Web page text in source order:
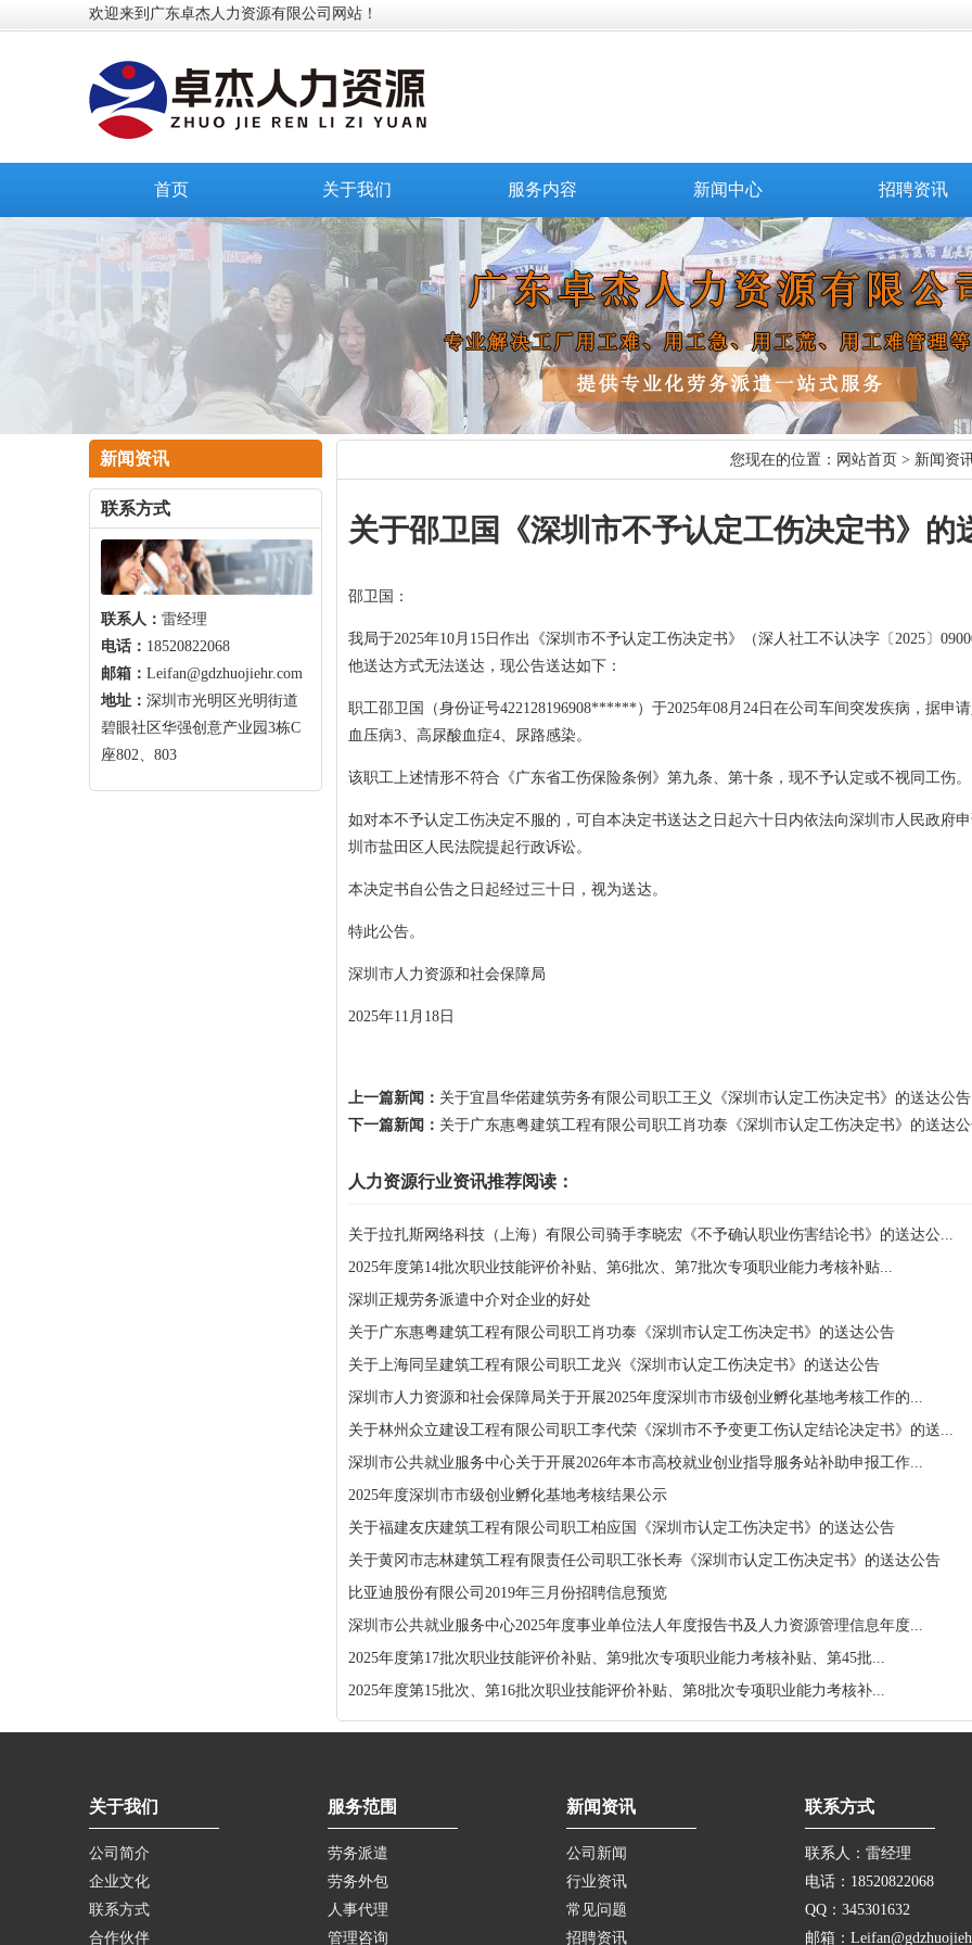
欢迎来到广东卓杰人力资源有限公司网站！
首页 关于我们 服务内容 新闻中心 招聘资讯
新闻资讯
联系方式
联系人： 雷经理
电话： 18520822068
邮箱： Leifan@gdzhuojiehr.com
地址： 深圳市光明区光明街道
碧眼社区华强创意产业园3栋C
座802、803
您现在的位置： 网站首页 > 新闻资
关于邵卫国《深圳市不予认定工伤决定书》的
邵卫国：
我局于2025年10月15日作出《深圳市不予认定工伤决定书》（深人社工不认决字〔2025〕
他送达方式无法送达，现公告送达如下：
职工邵卫国（身份证号422128196908******）于2025年08月24日在公司车间突发疾病，据申
血压病3、高尿酸血症4、尿路感染。
该职工上述情形不符合《广东省工伤保险条例》第九条、第十条，现不予认定或不视同工伤。
如对本不予认定工伤决定不服的，可自本决定书送达之日起六十日内依法向深圳市人民政府
圳市盐田区人民法院提起行政诉讼。
本决定书自公告之日起经过三十日，视为送达。
特此公告。
深圳市人力资源和社会保障局
2025年11月18日
上一篇新闻： 关于宜昌华偌建筑劳务有限公司职工王义《深圳市认定工伤决定书》的送达公告
下一篇新闻： 关于广东惠粤建筑工程有限公司职工肖功泰《深圳市认定工伤决定书》的送达
人力资源行业资讯推荐阅读：
关于拉扎斯网络科技（上海）有限公司骑手李晓宏《不予确认职业伤害结论书》的送达公...
2025年度第14批次职业技能评价补贴、第6批次、第7批次专项职业能力考核补贴...
深圳正规劳务派遣中介对企业的好处
关于广东惠粤建筑工程有限公司职工肖功泰《深圳市认定工伤决定书》的送达公告
关于上海同呈建筑工程有限公司职工龙兴《深圳市认定工伤决定书》的送达公告
深圳市人力资源和社会保障局关于开展2025年度深圳市市级创业孵化基地考核工作的...
关于林州众立建设工程有限公司职工李代荣《深圳市不予变更工伤认定结论决定书》的送...
深圳市公共就业服务中心关于开展2026年本市高校就业创业指导服务站补助申报工作...
2025年度深圳市市级创业孵化基地考核结果公示
关于福建友庆建筑工程有限公司职工柏应国《深圳市认定工伤决定书》的送达公告
关于黄冈市志林建筑工程有限责任公司职工张长寿《深圳市认定工伤决定书》的送达公告
比亚迪股份有限公司2019年三月份招聘信息预览
深圳市公共就业服务中心2025年度事业单位法人年度报告书及人力资源管理信息年度...
2025年度第17批次职业技能评价补贴、第9批次专项职业能力考核补贴、第45批...
2025年度第15批次、第16批次职业技能评价补贴、第8批次专项职业能力考核补...
关于我们
公司简介
企业文化
联系方式
合作伙伴
服务范围
劳务派遣
劳务外包
人事代理
管理咨询
新闻资讯
公司新闻
行业资讯
常见问题
招聘资讯
联系方式
联系人：雷经理
电话：18520822068
QQ：345301632
邮箱：